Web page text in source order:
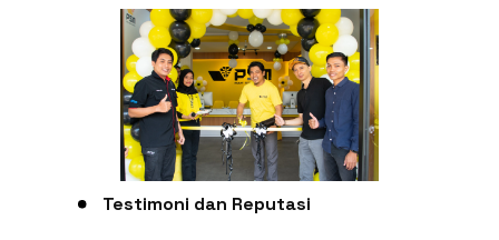
Testimoni dan Reputasi